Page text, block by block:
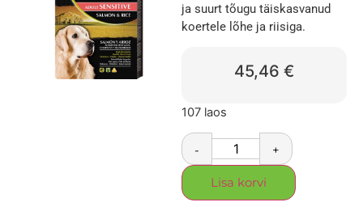
ja suurt tõugu täiskasvanud
koertele lõhe ja riisiga.
45,46 €
107 laos
- +
Lisa korvi